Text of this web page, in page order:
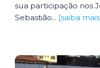
sua participação nos
Sebastião... [saiba